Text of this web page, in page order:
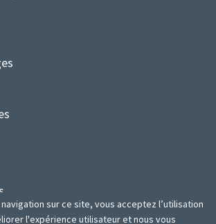
sur ce site, vous acceptez l’utilisation
l'expérience utilisateur et nous vous